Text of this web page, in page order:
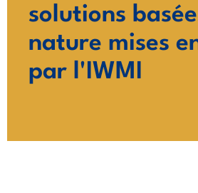
solutions
nature mises
par l'IWMI